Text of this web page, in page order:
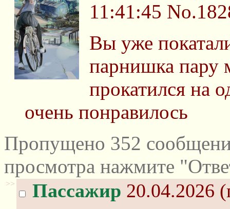
11:41:45
Вы уже
парнишка пару
прокатился на
очень понравилось
Пропущено 352
просмотра нажмите
>> Пассажир 20.04.2026